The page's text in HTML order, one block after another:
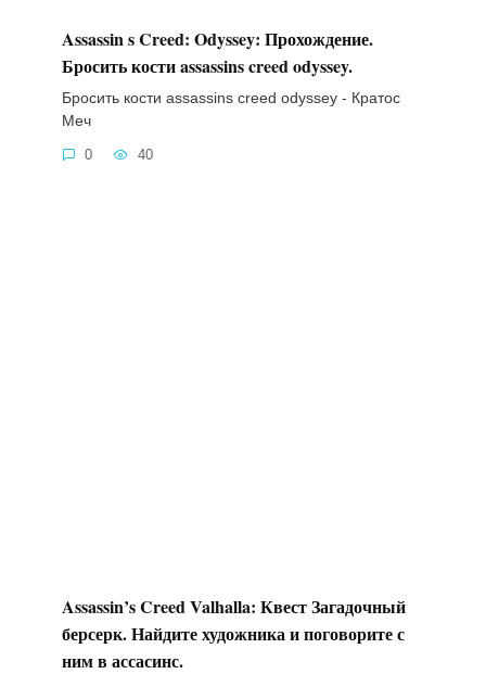
Assassin s Creed: Odyssey: Прохождение.
Бросить кости assassins creed odyssey.
Бросить кости assassins creed odyssey - Кратос
Меч
0 40
Assassin’s Creed Valhalla: Квест Загадочный
берсерк. Найдите художника и поговорите с
ним в ассасинс.